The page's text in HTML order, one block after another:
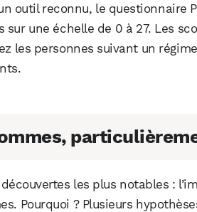
outil reconnu, le
sur une échelle de 0 à 27. Les
les personnes suivant un
découvertes les plus notables :
Pourquoi ? Plusieurs